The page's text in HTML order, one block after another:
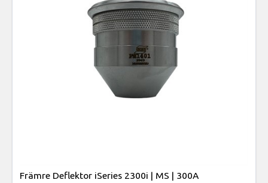
Främre Deflektor iSeries 2300i | MS | 300A